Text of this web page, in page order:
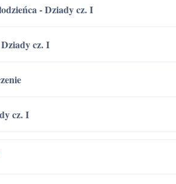
- Dziady cz. I
cz. I
cz. I